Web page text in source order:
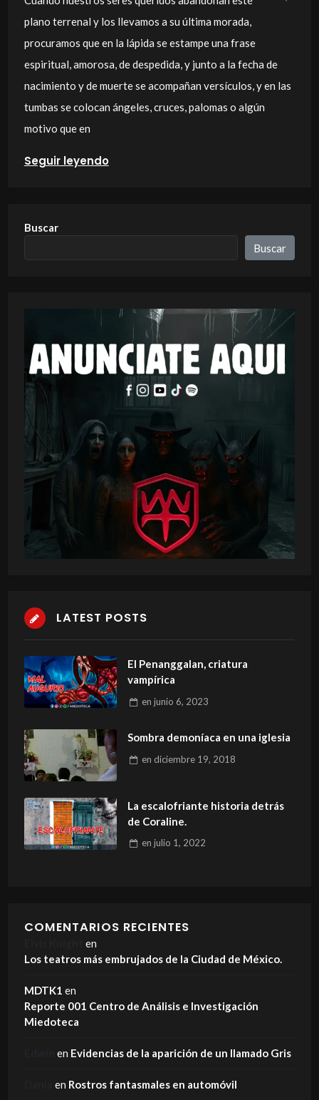
plano terrenal y los llevamos a su última morada,
procuramos que en la lápida se estampe una frase
espiritual, amorosa, de despedida, y junto a la fecha de
nacimiento y de muerte se acompañan versículos, y en las
tumbas se colocan ángeles, cruces, palomas o algún
motivo que en
Seguir leyendo
Buscar
Buscar
LATEST POSTS
El Penanggalan, criatura
vampírica
en junio 6, 2023
Sombra demoníaca en una iglesia
en diciembre 19, 2018
La escalofriante historia detrás
de Coraline.
en julio 1, 2022
COMENTARIOS RECIENTES
en
Los teatros más embrujados de la Ciudad de México.
MDTK1 en
Reporte 001 Centro de Análisis e Investigación
Miedoteca
en Evidencias de la aparición de un llamado Gris
en Rostros fantasmales en automóvil